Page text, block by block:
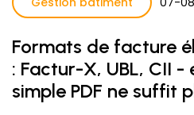
Formats de facture
: Factur-X, UBL, CII
simple PDF ne suffit